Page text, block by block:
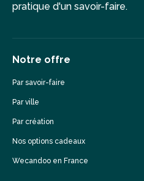
pratique d'un savoir-faire.
Notre offre
Par savoir-faire
Par ville
Par création
Nos options cadeaux
Wecandoo en France